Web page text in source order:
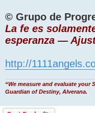
© Grupo de
La fe es
esperanza —
http://
“We measure and evaluate your
Guardian of Destiny, Alverana.